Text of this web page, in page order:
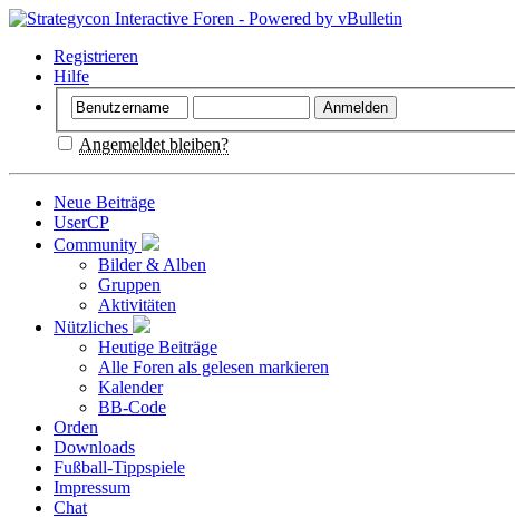
Registrieren
Hilfe
Angemeldet bleiben?
Neue Beiträge
UserCP
Community
Bilder & Alben
Gruppen
Aktivitäten
Nützliches
Heutige Beiträge
Alle Foren als gelesen markieren
Kalender
BB-Code
Orden
Downloads
Fußball-Tippspiele
Impressum
Chat